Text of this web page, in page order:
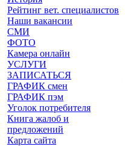
Рейтинг вет. специалистов
Наши вакансии
СМИ
ФОТО
Камера онлайн
УСЛУГИ
ЗАПИСАТЬСЯ
ГРАФИК смен
ГРАФИК пэм
Уголок потребителя
Книга жалоб и
предложений
Карта сайта